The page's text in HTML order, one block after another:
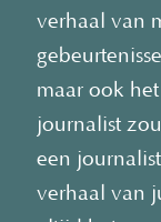
verhaal van
maar ook
journalist
een
verhaal van